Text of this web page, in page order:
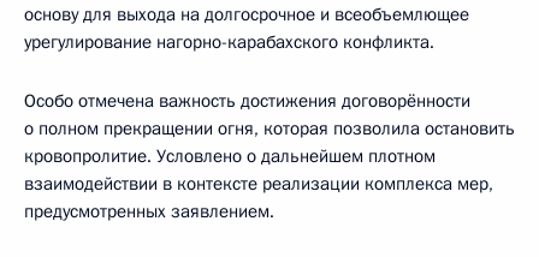
основу для выхода на долгосрочное и всеобъемлющее
урегулирование нагорно-карабахского конфликта.
Особо отмечена важность достижения договорённости
о полном прекращении огня, которая позволила остановить
кровопролитие. Условлено о дальнейшем плотном
взаимодействии в контексте реализации комплекса мер,
предусмотренных заявлением.